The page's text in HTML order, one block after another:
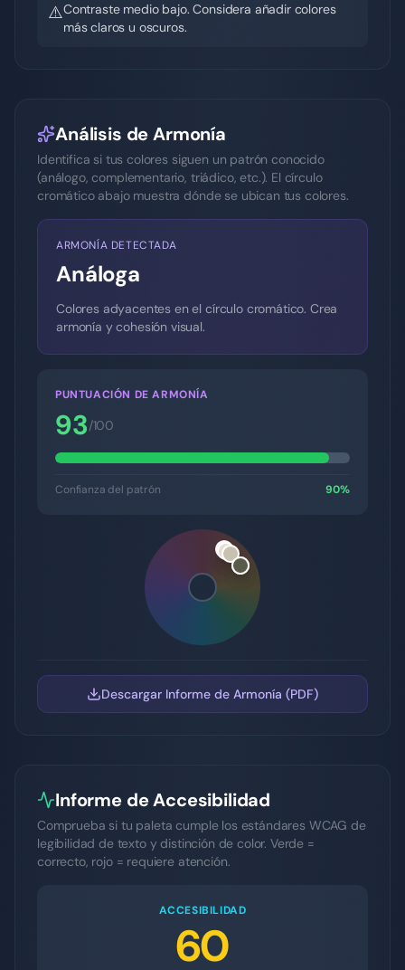
⚠️Contraste medio bajo. Considera añadir colores
más claros u oscuros.
Análisis de Armonía
Identifica si tus colores siguen un patrón conocido
(análogo, complementario, triádico, etc.). El círculo
cromático abajo muestra dónde se ubican tus colores.
ARMONÍA DETECTADA
Análoga
Colores adyacentes en el círculo cromático. Crea
armonía y cohesión visual.
PUNTUACIÓN DE ARMONÍA
93/100
Confianza del patrón 90%
Descargar Informe de Armonía (PDF)
Informe de Accesibilidad
Comprueba si tu paleta cumple los estándares WCAG de
legibilidad de texto y distinción de color. Verde =
correcto, rojo = requiere atención.
ACCESIBILIDAD
60